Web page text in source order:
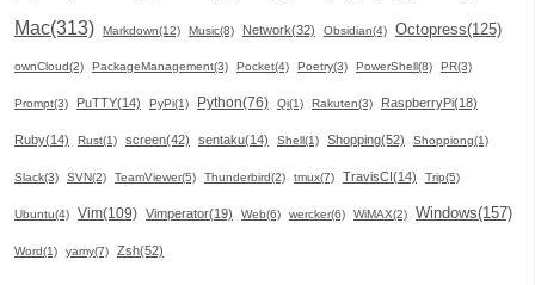
Mac(313) Markdown(12) Music(8) Network(32) Obsidian(4) Octopress(125)
ownCloud(2) PackageManagement(3) Pocket(4) Poetry(3) PowerShell(8) PR(3)
Prompt(3) PuTTY(14) PyPi(1) Python(76) Qi(1) Rakuten(3) RaspberryPi(18)
Ruby(14) Rust(1) screen(42) sentaku(14) Shell(1) Shopping(52) Shoppiong(1)
Slack(3) SVN(2) TeamViewer(5) Thunderbird(2) tmux(7) TravisCI(14) Trip(5)
Ubuntu(4) Vim(109) Vimperator(19) Web(6) wercker(6) WiMAX(2) Windows(157)
Word(1) yamy(7) Zsh(52)